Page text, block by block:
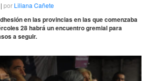
| por Liliana Cañete
en las provincias en las que comenzaba
28 habrá un encuentro gremial para
a seguir.